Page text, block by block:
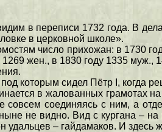
в переписи 1732 года. В
в церковной школе».
число прихожан: в 1730
жен., в 1830 году 1335 муж.,
которым сидел Пётр I, когда
в жалованных грамотах
соединяясь с ним, а
не видно. Вид с кургана –
удальцев – гайдамаков. И